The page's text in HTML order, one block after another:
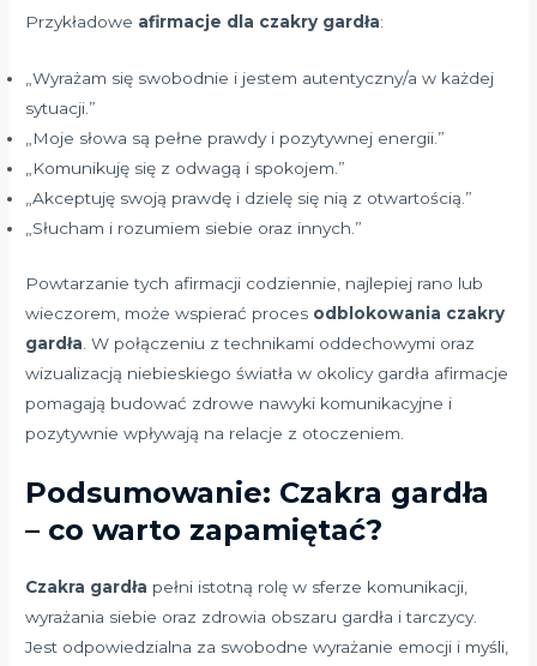
Przykładowe afirmacje dla czakry gardła:
„Wyrażam się swobodnie i jestem autentyczny/a w każdej
sytuacji.”
„Moje słowa są pełne prawdy i pozytywnej energii.”
„Komunikuję się z odwagą i spokojem.”
„Akceptuję swoją prawdę i dzielę się nią z otwartością.”
„Słucham i rozumiem siebie oraz innych.”
Powtarzanie tych afirmacji codziennie, najlepiej rano lub
wieczorem, może wspierać proces odblokowania czakry
gardła . W połączeniu z technikami oddechowymi oraz
wizualizacją niebieskiego światła w okolicy gardła afirmacje
pomagają budować zdrowe nawyki komunikacyjne i
pozytywnie wpływają na relacje z otoczeniem.
Podsumowanie: Czakra gardła
– co warto zapamiętać?
Czakra gardła pełni istotną rolę w sferze komunikacji,
wyrażania siebie oraz zdrowia obszaru gardła i tarczycy.
Jest odpowiedzialna za swobodne wyrażanie emocji i myśli,